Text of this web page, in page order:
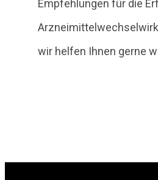
Empfehlungen für die
wir helfen Ihnen gerne